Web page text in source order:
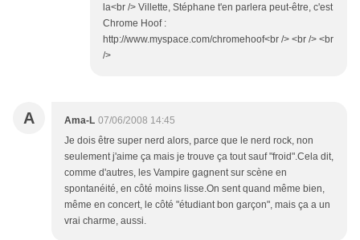
la<br /> Villette, Stéphane t'en parlera peut-être, c'est
Chrome Hoof :
http://www.myspace.com/chromehoof<br /> <br /> <br
/>
A Ama-L 07/06/2008 14:45
Je dois être super nerd alors, parce que le nerd rock, non
seulement j'aime ça mais je trouve ça tout sauf "froid".Cela dit,
comme d'autres, les Vampire gagnent sur scène en
spontanéité, en côté moins lisse.On sent quand même bien,
même en concert, le côté "étudiant bon garçon", mais ça a un
vrai charme, aussi.